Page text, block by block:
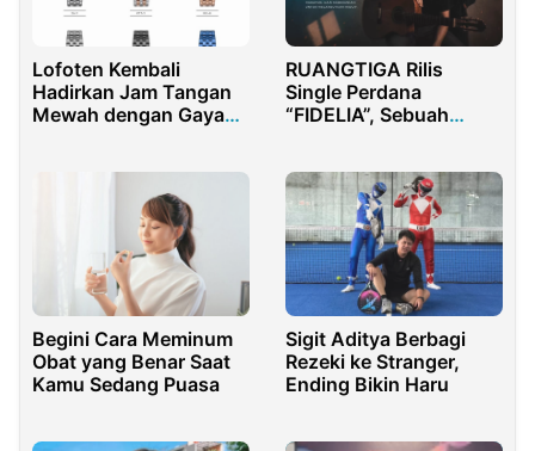
Lofoten Kembali
Hadirkan Jam Tangan
Mewah dengan Gaya
RUANGTIGA Rilis
Single Perdana
“FIDELIA”, Sebuah
dan Keberanian
Begini Cara Meminum
Obat yang Benar Saat
Kamu Sedang Puasa
Sigit Aditya Berbagi
Rezeki ke Stranger,
Ending Bikin Haru